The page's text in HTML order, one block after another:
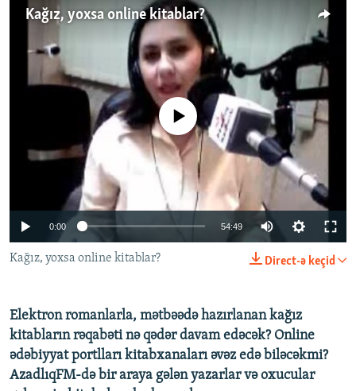
MULTIMEDIA
VIDEO
FOTOQALEREYA
KARIKATURA
RADIO ARXIV
OXU ZALI
AZƏRBAYCAN ƏDƏBIYYATI KITABXANASI
İSLAM VƏ DEMOKRATIYA
İZ - MƏDƏNIYYƏT PROQRAMI
HAQQIMIZDA
PEŞƏ ETIKASI VƏ JURNALISTIKA STANDARTLARIMIZ
MATERIALLARIMIZDAN ISTIFADƏ
AZADLIQRADIOSU MOBIL TELEFONUNUZDA
BIZIMLƏ ƏLAQƏ
XƏBƏR BÜLLETENLƏRIMIZ
RFE/RL-in bütün saytları
Kağız, yoxsa online kitablar?
No media source currently available
0:00 54:49
Direct-ə keçid
Kağız, yoxsa online kitablar?
Elektron romanlarla, mətbəədə hazırlanan kağız
kitabların rəqabəti nə qədər davam edəcək? Online
ədəbiyyat portlları kitabxanaları əvəz edə biləcəkmi?
AzadlıqFM-də bir araya gələn yazarlar və oxucular